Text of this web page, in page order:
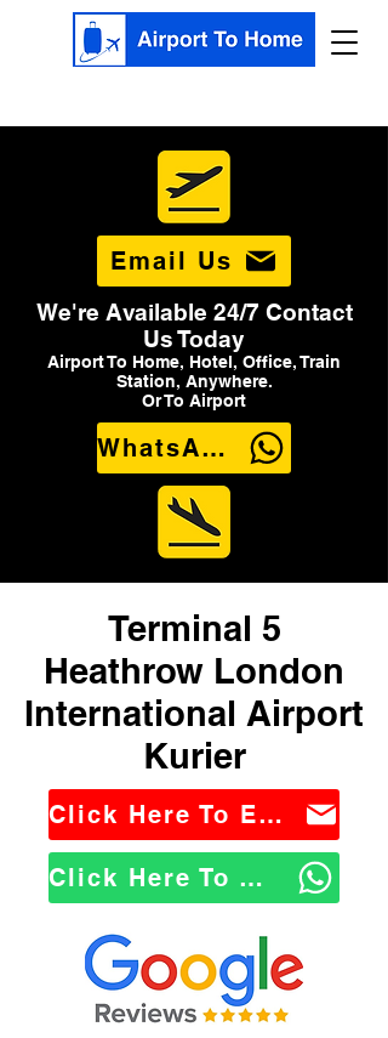
Email Us
We're Available 24/7 Contact
Us Today
Airport To Home, Hotel, Office, Train
Station, Anywhere.
Or To Airport
WhatsApp Us
Terminal 5
Heathrow London
International Airport
Kurier
Click Here To Email Us
Click Here To WhatsApp Us